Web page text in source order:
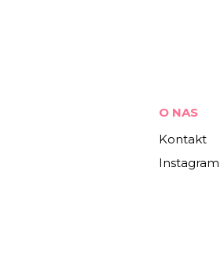
O NAS
Kontakt
Instagram